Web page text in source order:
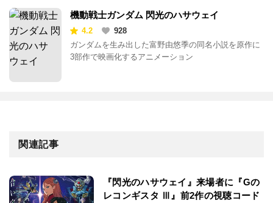
機動戦士ガンダム 閃光のハサウェイ
4.2
928
ガンダムを生み出した富野由悠季の同名小説を原作に
3部作で映画化するアニメーション
関連記事
『閃光のハサウェイ』来場者に『Gの
レコンギスタ Ⅲ』前2作の視聴コード